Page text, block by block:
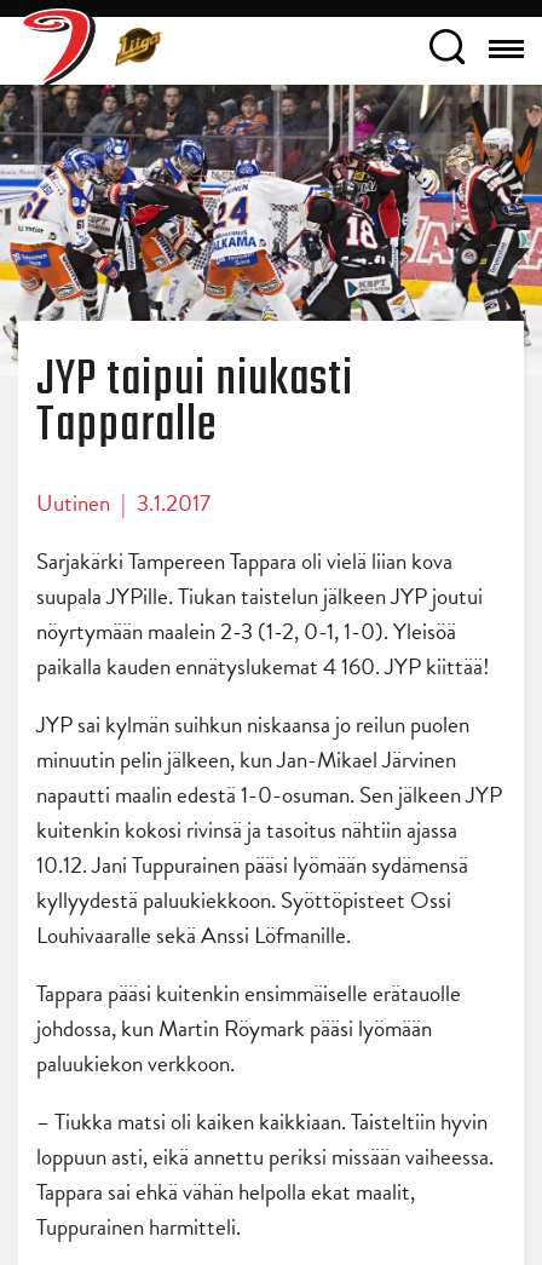
JYP taipui niukasti
Tapparalle
Uutinen | 3.1.2017
Sarjakärki Tampereen Tappara oli vielä liian kova
suupala JYPille. Tiukan taistelun jälkeen JYP joutui
nöyrtymään maalein 2-3 (1-2, 0-1, 1-0). Yleisöä
paikalla kauden ennätyslukemat 4 160. JYP kiittää!
JYP sai kylmän suihkun niskaansa jo reilun puolen
minuutin pelin jälkeen, kun Jan-Mikael Järvinen
napautti maalin edestä 1-0-osuman. Sen jälkeen JYP
kuitenkin kokosi rivinsä ja tasoitus nähtiin ajassa
10.12. Jani Tuppurainen pääsi lyömään sydämensä
kyllyydestä paluukiekkoon. Syöttöpisteet Ossi
Louhivaaralle sekä Anssi Löfmanille.
Tappara pääsi kuitenkin ensimmäiselle erätauolle
johdossa, kun Martin Röymark pääsi lyömään
paluukiekon verkkoon.
– Tiukka matsi oli kaiken kaikkiaan. Taisteltiin hyvin
loppuun asti, eikä annettu periksi missään vaiheessa.
Tappara sai ehkä vähän helpolla ekat maalit,
Tuppurainen harmitteli.